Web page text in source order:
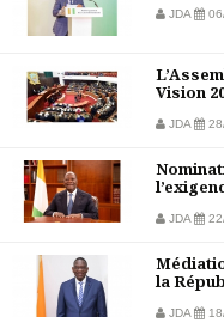
JDA
Vision
JDA
JDA
la
JDA